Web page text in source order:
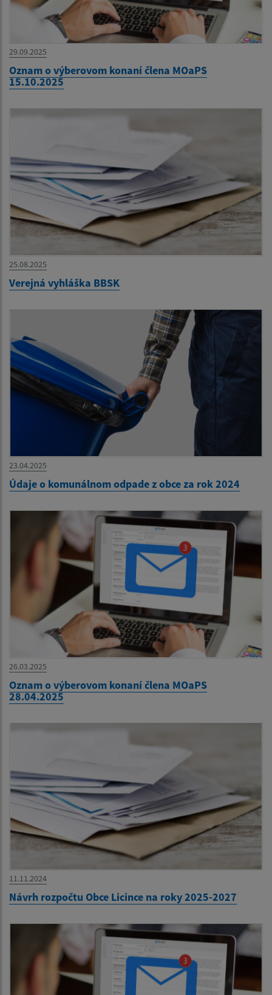
29.09.2025
Oznam o výberovom konaní člena MOaPS
15.10.2025
25.08.2025
Verejná vyhláška BBSK
23.04.2025
Údaje o komunálnom odpade z obce za rok 2024
26.03.2025
Oznam o výberovom konaní člena MOaPS
28.04.2025
11.11.2024
Návrh rozpočtu Obce Licince na roky 2025-2027